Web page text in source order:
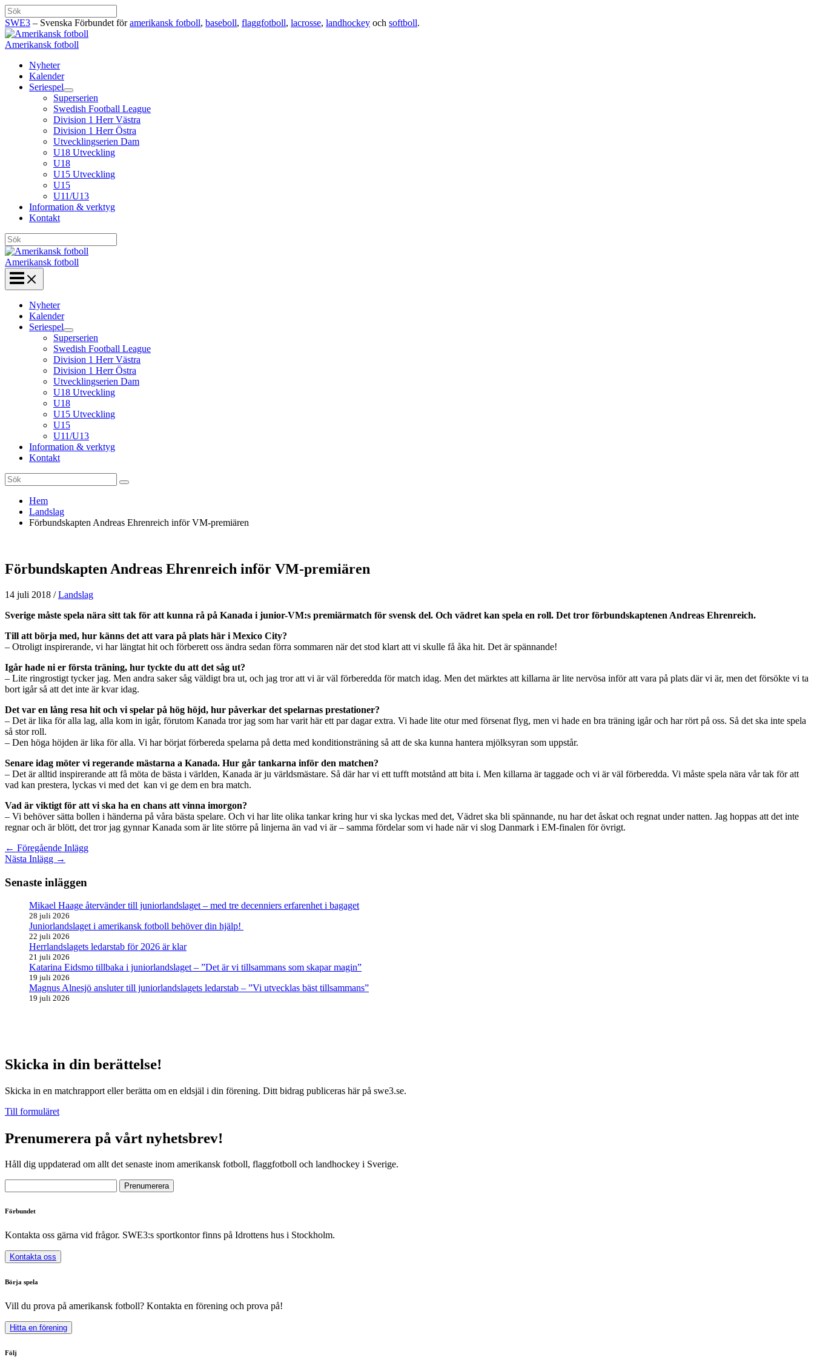
Hoppa
till
innehåll
Sök
SWE3 – Svenska Förbundet föramerikansk fotboll, baseboll, flaggfotboll, lacrosse, landhockey och softboll.
Amerikansk fotboll
Nyheter
Kalender
Seriespel
Superserien
Swedish Football League
Division 1 Herr Västra
Division 1 Herr Östra
Utvecklingserien Dam
U18 Utveckling
U18
U15 Utveckling
U15
U11/U13
Information & verktyg
Kontakt
Sök
Amerikansk fotboll
Nyheter
Kalender
Seriespel
Superserien
Swedish Football League
Division 1 Herr Västra
Division 1 Herr Östra
Utvecklingserien Dam
U18 Utveckling
U18
U15 Utveckling
U15
U11/U13
Information & verktyg
Kontakt
Search
for:
Hem
Landslag
Förbundskapten Andreas Ehrenreich inför VM-premiären
Förbundskapten Andreas Ehrenreich inför VM-premiären
14 juli 2018 /Landslag
Sverige måste spela nära sitt tak för att kunna rå på Kanada i junior-VM:s premiärmatch för svensk del. Och vädret kan spela en roll. Det tror förbundskaptenen Andreas Ehrenreich.
Till att börja med, hur känns det att vara på plats här i Mexico City?
– Otroligt inspirerande, vi har längtat hit och förberett oss ändra sedan förra sommaren när det stod klart att vi skulle få åka hit. Det är spännande!
Igår hade ni er första träning, hur tyckte du att det såg ut?
– Lite ringrostigt tycker jag. Men andra saker såg väldigt bra ut, och jag tror att vi är väl förberedda för match idag. Men det märktes att killarna är lite nervösa inför att vara på plats där vi är, men det försökte vi ta
bort igår så att det inte är kvar idag.
Det var en lång resa hit och vi spelar på hög höjd, hur påverkar det spelarnas prestationer?
– Det är lika för alla lag, alla kom in igår, förutom Kanada tror jag som har varit här ett par dagar extra. Vi hade lite otur med försenat flyg, men vi hade en bra träning igår och har rört på oss. Så det ska inte spela
så stor roll.
– Den höga höjden är lika för alla. Vi har börjat förbereda spelarna på detta med konditionsträning så att de ska kunna hantera mjölksyran som uppstår.
Senare idag möter vi regerande mästarna a Kanada. Hur går tankarna inför den matchen?
– Det är alltid inspirerande att få möta de bästa i världen, Kanada är ju världsmästare. Så där har vi ett tufft motstånd att bita i. Men killarna är taggade och vi är väl förberedda. Vi måste spela nära vår tak för att
vad kan prestera, lyckas vi med det kan vi ge dem en bra match.
Vad är viktigt för att vi ska ha en chans att vinna imorgon?
– Vi behöver sätta bollen i händerna på våra bästa spelare. Och vi har lite olika tankar kring hur vi ska lyckas med det, Vädret ska bli spännande, nu har det åskat och regnat under natten. Jag hoppas att det inte
regnar och är blött, det tror jag gynnar Kanada som är lite större på linjerna än vad vi är – samma fördelar som vi hade när vi slog Danmark i EM-finalen för övrigt.
← Föregående Inlägg
Nästa Inlägg →
Senaste inläggen
Mikael Haage återvänder till juniorlandslaget – med tre decenniers erfarenhet i bagaget
28 juli 2026
Juniorlandslaget i amerikansk fotboll behöver din hjälp!
22 juli 2026
Herrlandslagets ledarstab för 2026 är klar
21 juli 2026
Katarina Eidsmo tillbaka i juniorlandslaget – ”Det är vi tillsammans som skapar magin”
19 juli 2026
Magnus Alnesjö ansluter till juniorlandslagets ledarstab – ”Vi utvecklas bäst tillsammans”
19 juli 2026
Skicka in din berättelse!
Skicka in en matchrapport eller berätta om en eldsjäl i din förening. Ditt bidrag publiceras här på swe3.se.
Till formuläret
Prenumerera på vårt nyhetsbrev!
Håll dig uppdaterad om allt det senaste inom amerikansk fotboll, flaggfotboll och landhockey i Sverige.
Förbundet
Kontakta oss gärna vid frågor. SWE3:s sportkontor finns på Idrottens hus i Stockholm.
Kontakta oss
Börja spela
Vill du prova på amerikansk fotboll? Kontakta en förening och prova på!
Hitta en förening
Följ